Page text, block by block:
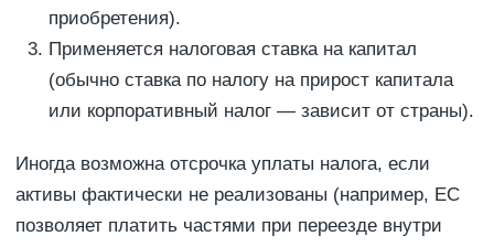
приобретения).
Применяется налоговая ставка на капитал
(обычно ставка по налогу на прирост капитала
или корпоративный налог — зависит от страны).
Иногда возможна отсрочка уплаты налога, если
активы фактически не реализованы (например, ЕС
позволяет платить частями при переезде внутри